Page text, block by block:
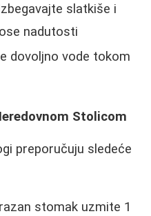
slatkiše i
nadutosti
dovoljno vode tokom
Stolicom
preporučuju sledeće
stomak uzmite 1